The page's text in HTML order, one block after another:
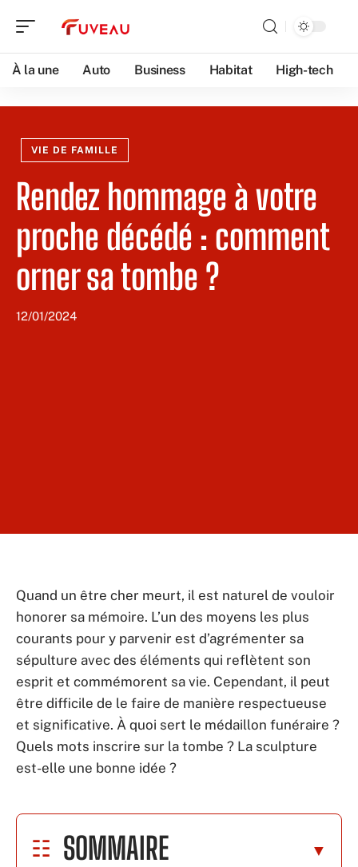
À la une Auto Business Habitat High-tech
VIE DE FAMILLE
Rendez hommage à votre
proche décédé : comment
orner sa tombe ?
12/01/2024
Quand un être cher meurt, il est naturel de vouloir
honorer sa mémoire. L’un des moyens les plus
courants pour y parvenir est d’agrémenter sa
sépulture avec des éléments qui reflètent son
esprit et commémorent sa vie. Cependant, il peut
être difficile de le faire de manière respectueuse
et significative. À quoi sert le médaillon funéraire ?
Quels mots inscrire sur la tombe ? La sculpture
est-elle une bonne idée ?
SOMMAIRE